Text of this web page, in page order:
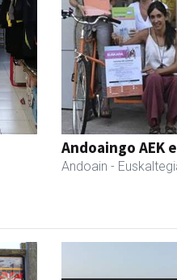
Andoaingo AEK
Andoain -